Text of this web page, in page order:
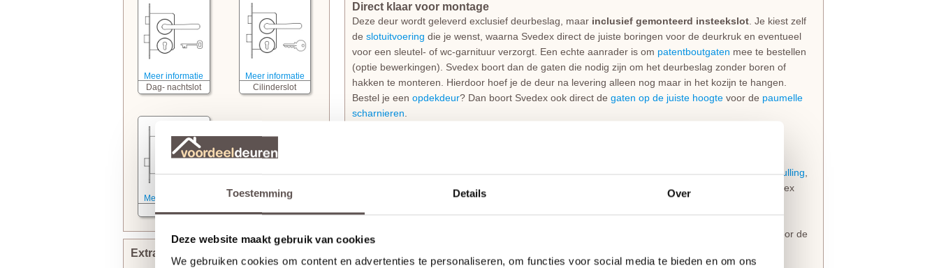
Toestemming Details Over
Deze website maakt gebruik van cookies
We gebruiken cookies om content en advertenties te personaliseren, om functies voor social media te bieden en om ons
Meer informatie
Dag- nachtslot
Meer informatie
Cilinderslot
Meer informatie
Extra bewerkingen toevoegen
Direct klaar voor montage
Deze deur wordt geleverd exclusief deurbeslag, maar inclusief gemonteerd insteekslot . Je kiest zelf
de slotuitvoering die je wenst, waarna Svedex direct de juiste boringen voor de deurkruk en eventueel
voor een sleutel- of wc-garnituur verzorgt. Een echte aanrader is om patentboutgaten mee te bestellen
(optie bewerkingen). Svedex boort dan de gaten die nodig zijn om het deurbeslag zonder boren of
hakken te monteren. Hierdoor hoef je de deur na levering alleen nog maar in het kozijn te hangen.
Bestel je een opdekdeur? Dan boort Svedex ook direct de gaten op de juiste hoogte voor de paumelle
scharnieren
De Svedex FR561 Diep Zwartdeur heeft een degelijke dikte van 39 mm en een sterkeHPC deurvulling
waardoor hij stevig aanvoelt en lang meegaat. Dit specifieke model is leverbaar met freeslijn Svedex
Stompe Svedex deuren zijn altijd
. Opdekdeuren zijn altijd voorzien van boringen voor de